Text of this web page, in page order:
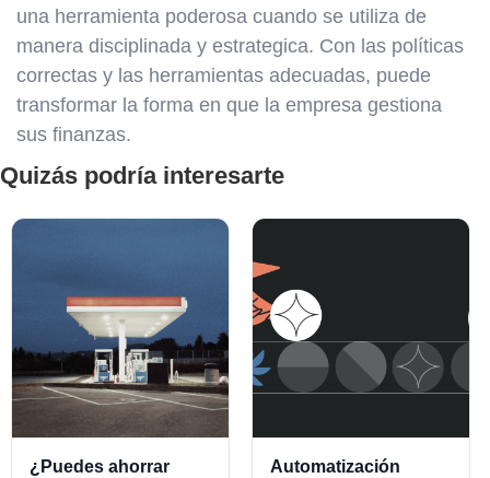
una herramienta poderosa cuando se utiliza de
manera disciplinada y estrategica. Con las políticas
correctas y las herramientas adecuadas, puede
transformar la forma en que la empresa gestiona
sus finanzas.
Quizás podría interesarte
¿Puedes ahorrar
Automatización